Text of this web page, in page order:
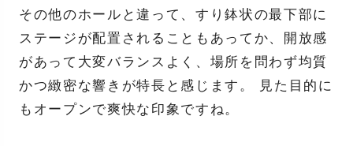
その他のホールと違って、すり鉢状の最下部に
ステージが配置されることもあってか、開放感
があって大変バランスよく、場所を問わず均質
かつ緻密な響きが特長と感じます。 見た目的に
もオープンで爽快な印象ですね。